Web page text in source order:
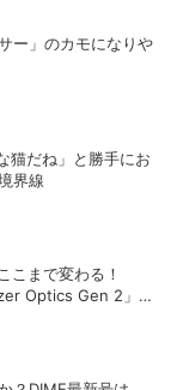
ー」のカモになりや
猫だね」と勝手にお
界線
こまで変わる！
Optics Gen 2」